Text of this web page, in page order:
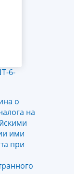
6-
о
на
ими
при